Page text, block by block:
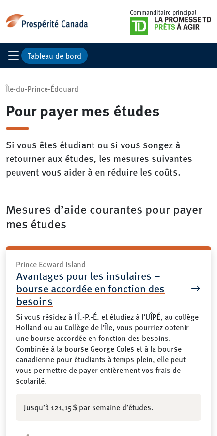
Commanditaire principal
Tableau de bord
Île-du-Prince-Édouard
Pour payer mes études
Si vous êtes étudiant ou si vous songez à
retourner aux études, les mesures suivantes
peuvent vous aider à en réduire les coûts.
Mesures d’aide courantes pour payer
mes études
Prince Edward Island
Avantages pour les insulaires –
bourse accordée en fonction des
besoins
Si vous résidez à l’Î.-P.-É. et étudiez à l’UÎPÉ, au collège
Holland ou au Collège de l’Île, vous pourriez obtenir
une bourse accordée en fonction des besoins.
Combinée à la bourse George Coles et à la bourse
canadienne pour étudiants à temps plein, elle peut
vous permettre de payer entièrement vos frais de
scolarité.
Jusqu’à 121,15 $ par semaine d’études.